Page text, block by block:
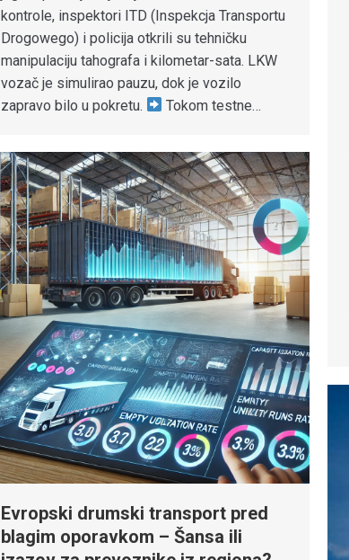
kontrole, inspektori ITD (Inspekcja Transportu
Drogowego) i policija otkrili su tehničku
manipulaciju tahografa i kilometar-sata. LKW
vozač je simulirao pauzu, dok je vozilo
zapravo bilo u pokretu.
Tokom testne…
Evropski drumski transport pred
blagim oporavkom – Šansa ili